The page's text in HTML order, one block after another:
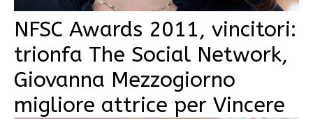
NFSC Awards 2011, vincitori:
trionfa The Social Network,
Giovanna Mezzogiorno
migliore attrice per Vincere